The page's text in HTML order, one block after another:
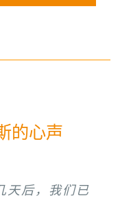
的心声
天后，我们已
来一直给予的
，质量高。”
作关系以来，
伙伴，因为布
伙伴，因为它
伙伴，因为它